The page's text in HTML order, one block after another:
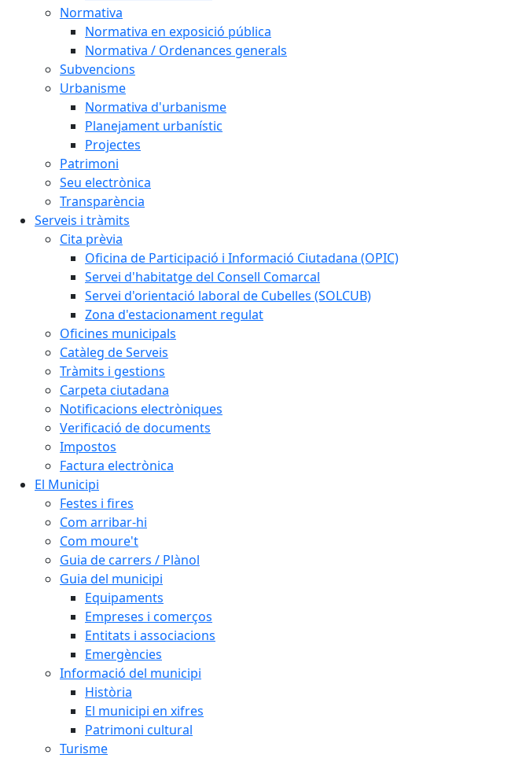
Normativa
Normativa en exposició pública
Normativa / Ordenances generals
Subvencions
Urbanisme
Normativa d'urbanisme
Planejament urbanístic
Projectes
Patrimoni
Seu electrònica
Transparència
Serveis i tràmits
Cita prèvia
Oficina de Participació i Informació Ciutadana (OPIC)
Servei d'habitatge del Consell Comarcal
Servei d'orientació laboral de Cubelles (SOLCUB)
Zona d'estacionament regulat
Oficines municipals
Catàleg de Serveis
Tràmits i gestions
Carpeta ciutadana
Notificacions electròniques
Verificació de documents
Impostos
Factura electrònica
El Municipi
Festes i fires
Com arribar-hi
Com moure't
Guia de carrers / Plànol
Guia del municipi
Equipaments
Empreses i comerços
Entitats i associacions
Emergències
Informació del municipi
Història
El municipi en xifres
Patrimoni cultural
Turisme